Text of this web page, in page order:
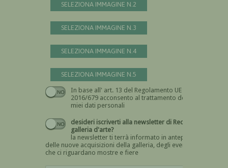
SELEZIONA IMMAGINE N.2
SELEZIONA IMMAGINE N.3
SELEZIONA IMMAGINE N.4
SELEZIONA IMMAGINE N.5
In base all' art. 13 del Regolamento UE n.
2016/679 acconsento al trattamento dei
miei dati personali
Devi dare il consenso
desideri iscriverti alla newsletter di Recta
galleria d'arte?
la newsletter ti terrà informato in anteprima
delle nuove acquisizioni della galleria, degli eventi
che ci riguardano mostre e fiere